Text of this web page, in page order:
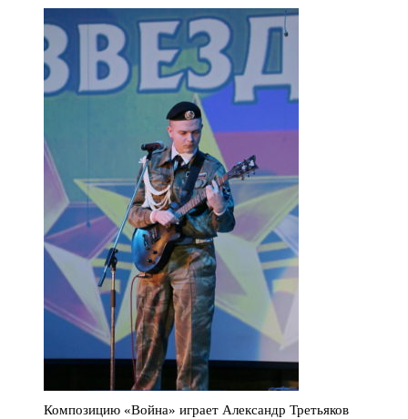
Композицию «Война» играет Александр Третьяков